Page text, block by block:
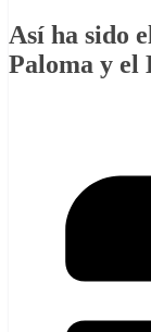
Así ha sido
Paloma y el